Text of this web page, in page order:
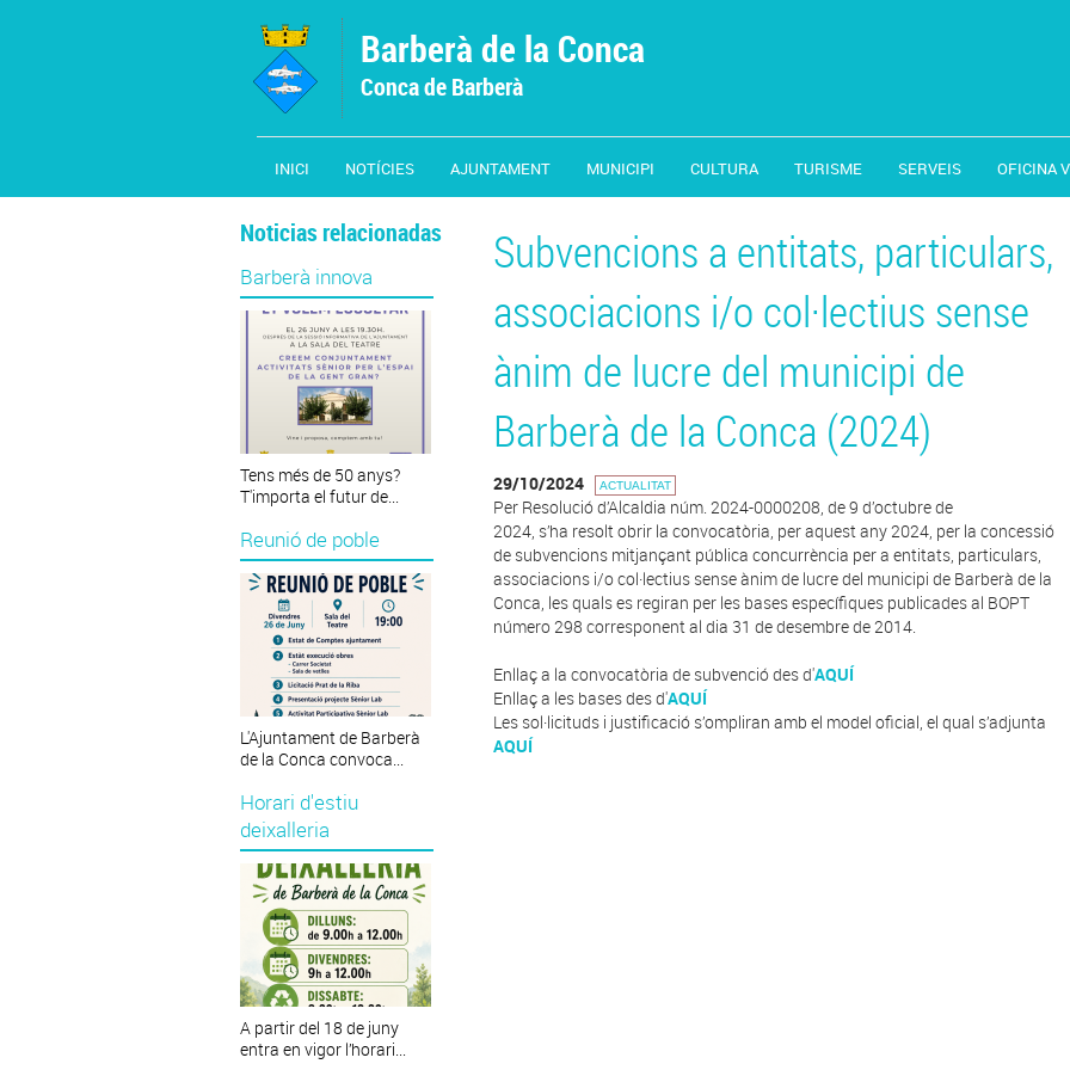
Barberà de la Conca
Conca de Barberà
INICI NOTÍCIES AJUNTAMENT MUNICIPI CULTURA TURISME SERVEIS OFICINA
Noticias relacionadas
Barberà innova
Tens més de 50 anys?
T'importa el futur de...
Reunió de poble
L'Ajuntament de Barberà
de la Conca convoca...
Horari d'estiu
deixalleria
A partir del 18 de juny
entra en vigor l’horari...
Subvencions a entitats, particulars,
associacions i/o col·lectius sense
ànim de lucre del municipi de
Barberà de la Conca (2024)
29/10/2024 ACTUALITAT
Per Resolució d’Alcaldia núm. 2024-0000208, de 9 d’octubre de
2024, s’ha resolt obrir la convocatòria, per aquest any 2024, per la concessió
de subvencions mitjançant pública concurrència per a entitats, particulars,
associacions i/o col·lectius sense ànim de lucre del municipi de Barberà de la
Conca, les quals es regiran per les bases específiques publicades al BOPT
número 298 corresponent al dia 31 de desembre de 2014.
Enllaç a la convocatòria de subvenció des d'AQUÍ
Enllaç a les bases des d'AQUÍ
Les sol·licituds i justificació s’ompliran amb el model oficial, el qual s’adjunta
AQUÍ